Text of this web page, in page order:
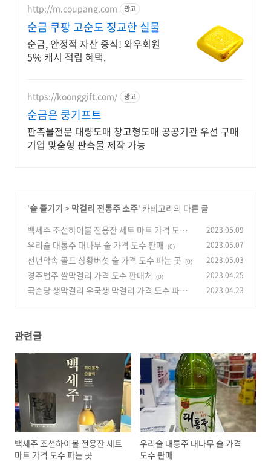
http://m.coupang.com 광고
순금 쿠팡 고순도 정교한 실물
순금, 안정적 자산 증식! 와우회원
5% 캐시 적립 혜택.
https://koonggift.com/ 광고
순금은 쿵기프트
판촉물전문 대량도매 창고형도매 공공기관 우선 구매
기업 맞춤형 판촉물 제작 가능
'술 즐기기 > 막걸리 전통주 소주' 카테고리의 다른 글
백세주 조선하이볼 전용잔 세트 마트 가격 도수
파는 곳
(0)
2023.05.09
우리술 대통주 대나무 술 가격 도수 판매 (0) 2023.05.07
천년약속 골드 상황버섯 술 가격 도수 파는 곳 (0) 2023.05.03
경주법주 쌀막걸리 가격 도수 판매처 (0) 2023.04.25
국순당 생막걸리 우국생 막걸리 가격 도수 파는
2023.04.23
관련글
백세주 조선하이볼 전용잔 세트
마트 가격 도수 파는 곳
우리술 대통주 대나무 술 가격
도수 판매